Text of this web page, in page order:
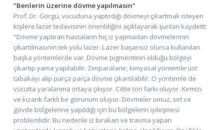
"Benlerin üzerine dövme yapılmasın"
Prof. Dr. Görgü, vücuduna yaptırdığı dövmeyi çıkartmak isteyen
kişilere lazer tedavisinin önerildiğini açıklayarak şunları kaydetti:
"Dövme yaptıran hastaların hiç iz yapmadan dövmelerinin
çıkartılmasının tek yolu lazer. Lazer başarısız olursa kullanılan
başka yöntemlerde var. Dövme pigmentinin olduğu bölgeyi
çıkartıp yama yapılabilir. Zımparalanır, kimyasal yöntemle üst
tabakayı alıp parça parça dövme çıkartılabilir. O yöntemle de
vücutta yaralanma ortaya çıkıyor. Ciltte ton farkı oluyor. Kırmızı
ve kızarık farklı bir görünüm oluyor. Dövmeler omuz, sırt ve
gövde bölgelerine yapıldığı için bu bölgelerin iyileşmesi
problemlidir. Bu nedenle iz bırakan ve travma yapan